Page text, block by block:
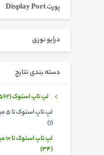
پورت Display Port
درایو نوری
دسته بندی نتایج
لپ تاپ استوک (562)
لپ
(1)
لپ
(34)